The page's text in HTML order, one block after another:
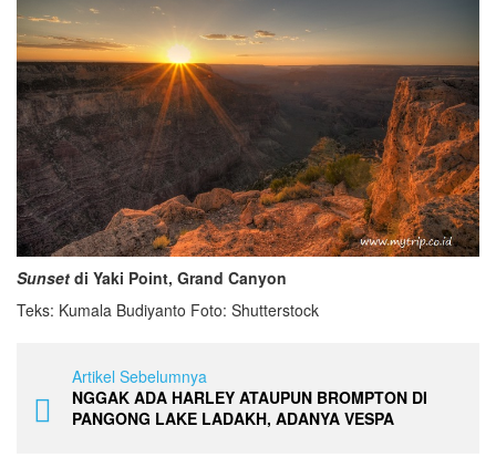
Sunset di Yaki Point, Grand Canyon
Teks: Kumala Budiyanto Foto: Shutterstock
Artikel Sebelumnya
NGGAK ADA HARLEY ATAUPUN BROMPTON DI
PANGONG LAKE LADAKH, ADANYA VESPA